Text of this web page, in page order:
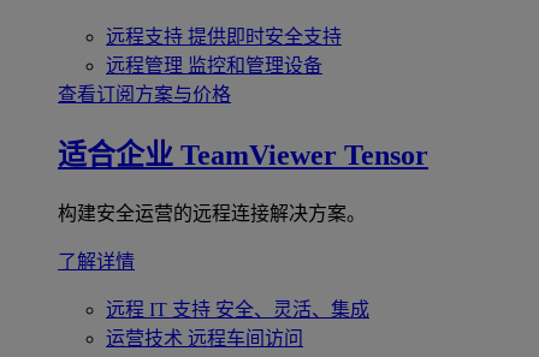
远程支持 提供即时安全支持
远程管理 监控和管理设备
查看订阅方案与价格
适合企业 TeamViewer Tensor
构建安全运营的远程连接解决方案。
了解详情
远程 IT 支持 安全、灵活、集成
运营技术 远程车间访问